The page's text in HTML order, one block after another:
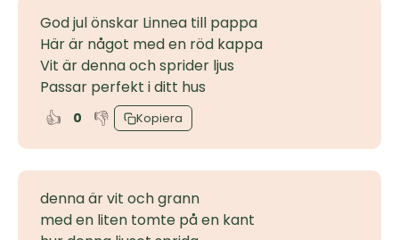
God jul önskar Linnea till pappa
Här är något med en röd kappa
Vit är denna och sprider ljus
Passar perfekt i ditt hus
👍 0 👎 Kopiera
denna är vit och grann
med en liten tomte på en kant